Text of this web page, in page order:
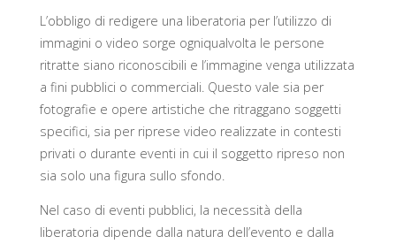
L’obbligo di redigere una liberatoria per l’utilizzo di
immagini o video sorge ogniqualvolta le persone
ritratte siano riconoscibili e l’immagine venga utilizzata
a fini pubblici o commerciali. Questo vale sia per
fotografie e opere artistiche che ritraggano soggetti
specifici, sia per riprese video realizzate in contesti
privati o durante eventi in cui il soggetto ripreso non
sia solo una figura sullo sfondo.
Nel caso di eventi pubblici, la necessità della
liberatoria dipende dalla natura dell’evento e dalla